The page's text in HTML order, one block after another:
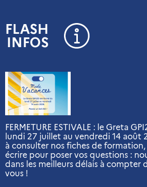
FLASH
INFOS
FERMETURE ESTIVALE : le Greta
lundi 27 juillet au vendredi 14 août
à consulter nos fiches de
écrire pour poser vos questions :
dans les meilleurs délais à compter
vous !